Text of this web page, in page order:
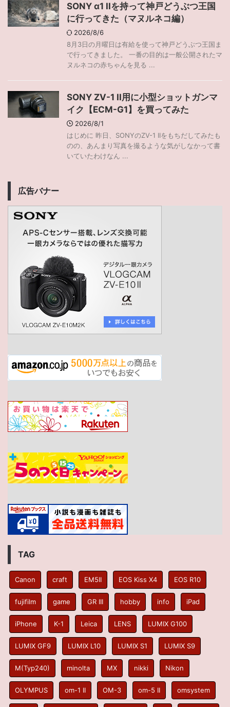
SONY α1 IIを持って神戸どうぶつ王国
に行ってきた（マヌルネコ編）
2026/8/6
8月3日の月曜日は有給を使って神戸どうぶつ王国ま
で行ってきました。 一番の目的は一般公開されたマ
ヌルネコの赤ちゃんを見る ...
SONY ZV-1 II用に小型ショットガンマ
イク【ECM-G1】を買ってみた
2026/8/1
はじめに 昨日、SONYのZV-1 IIをもちだしてみたも
のの、あんまり写真を撮るような気がしなかって書
いていたわけなん ...
広告バナー
TAG
Canon craft EM5II EOS Kiss X4 EOS R10
fujifilm game GR III hobby info iPad
iPhone K-1 Leica LENS LUMIX G100
LUMIX GF9 LUMIX L10 LUMIX S1 LUMIX S9
M(Typ240) minolta MX nikki Nikon
OLYMPUS om-1 II OM-3 om-5 II omsystem